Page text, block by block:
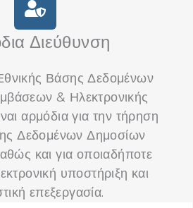
Διεύθυνση
Βάσης Δεδομένων
& Ηλεκτρονικής
αρμόδια για την τήρηση
Δεδομένων Δημοσίων
και για οποιαδήποτε
υποστήριξη και
επεξεργασία.